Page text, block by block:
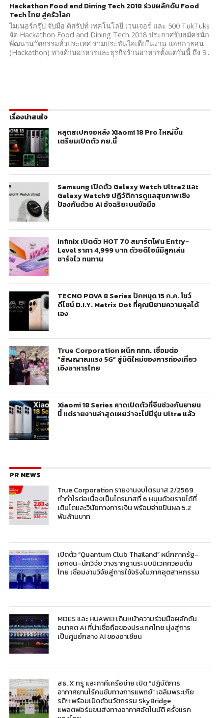
Hackathon Food and Dining Tech 2018 ร่วมผลักดัน Food
Tech ไทย สู่ครัวโลก
ไมเนอร์กรุ๊ป จับมือ ดิสรัปท์ เทคโนโลยี เวนเจอร์ และ 500 TukTuks
จัด Hackathon Food and Dining Tech 2018 ประกาศรับสมัครนัก
พัฒนานวัตกรรมทั่วประเทศ ร่วมประชันไอเดียในงาน แฮกกาธอน
(Hackathon) ทางด้านอาหารและธุรกิจร้านอาหารตั้งแต่วันนี้ ถึง 9...
เรื่องน่าสนใจ
หลุดสเปกจอหลัง Xiaomi 18 Pro ใหญ่ขึ้น
เตรียมเปิดตัว กย.นี้
Samsung เปิดตัว Galaxy Watch Ultra2 และ
Galaxy Watch9 ปฏิวัติการดูแลสุขภาพเชิง
ป้องกันด้วย AI อัจฉริยะบนข้อมือ
Infinix เปิดตัว HOT 70 สมาร์ตโฟน Entry-
Level ราคา 4,999 บาท ด้วยดีไซน์มีลูกเล่น
ชาร์จไว ทนทาน
TECNO POVA 8 Series ปักหมุด 15 ก.ค. โชว์
ดีไซน์ D.I.Y. Matrix Dot ที่คุณนิยามความคูลได้
เอง
True Corporation ผนึก ททท. เชื่อมต่อ
“สัญญาณแรง 5G” สู่มิติใหม่ของการท่องเที่ยว
เชิงอาหารไทย
Xiaomi 18 Series คาดเปิดตัวที่จีนช่วงกันยายน
นี้ แต่รายงานล่าสุดเผยว่าจะไม่มีรุ่น Ultra แล้ว
PR NEWS
True Corporation รายงานงบไตรมาส 2/2569
ทำกำไรต่อเนื่องเป็นไตรมาสที่ 6 หนุนด้วยรายได้ที่
เติบโตและวินัยทางการเงิน พร้อมจ่ายปันผล 5.2
พันล้านบาท
เปิดตัว “Quantum Club Thailand” ผนึกภาครัฐ–
เอกชน–นักวิจัย วางรากฐานระบบนิเวศควอนตัม
ไทย เชื่อมงานวิจัยสู่การใช้จริงในภาคอุตสาหกรรม
MDES และ HUAWEI เดินหน้าความร่วมมือผลักดัน
อนาคต AI ที่น่าเชื่อถือของประเทศไทย มุ่งสู่การ
เป็นศูนย์กลาง AI ของอาเซียน
สธ. X ทรู และภาคีเครือข่าย เปิด “ปฏิบัติการ
อากาศยานไร้คนขับทางการแพทย์” เฉลิมพระเกีย
รติฯ พร้อมเปิดตัวนวัตกรรม SkyBridge
แพลตฟอร์มขนส่งทางอากาศอัตโนมัติ ครั้งแรก